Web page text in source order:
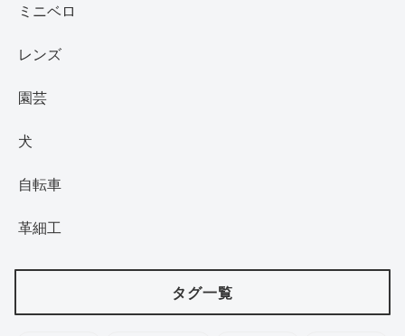
ミニベロ
レンズ
園芸
犬
自転車
革細工
タグ一覧